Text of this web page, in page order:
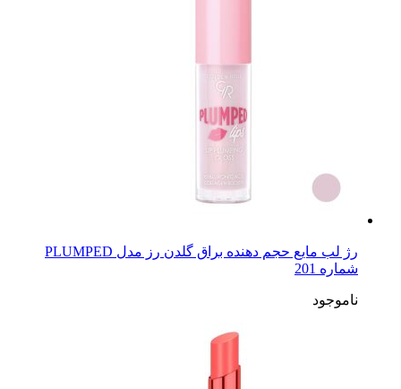
رژ لب مایع حجم دهنده براق گلدن رز مدل PLUMPED
شماره 201
ناموجود